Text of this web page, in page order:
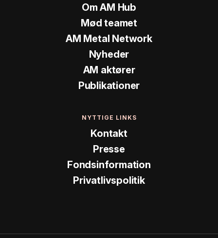
Om AM Hub
Mød teamet
AM Metal Network
Nyheder
AM aktører
Publikationer
NYTTIGE LINKS
Kontakt
Presse
Fondsinformation
Privatlivspolitik